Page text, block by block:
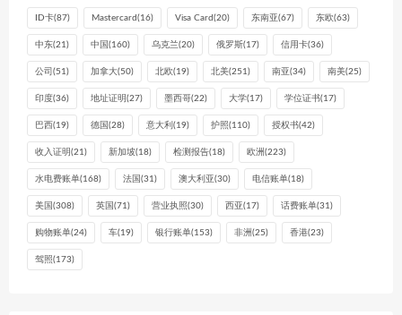
ID卡(87) Mastercard (16) Visa Card (20) 东南亚(67) 东欧(63)
中东(21) 中国 (160) 乌克兰(20) 俄罗斯(17) 信用卡(36)
公司 (51) 加拿大(50) 北欧(19) 北美(251) 南亚(34) 南美(25)
印度(36) 地址证明 (27) 墨西哥(22) 大学(17) 学位证书(17)
巴西(19) 德国 (28) 意大利 (19) 护照(110) 授权书(42)
收入证明 (21) 新加坡(18) 检测报告(18) 欧洲 (223)
水电费账单(168) 法国 (31) 澳大利亚(30) 电信账单(18)
美国 (308) 英国 (71) 营业执照(30) 西亚(17) 话费账单(31)
购物账单(24) 车(19) 银行账单(153) 非洲 (25) 香港(23)
驾照(173)